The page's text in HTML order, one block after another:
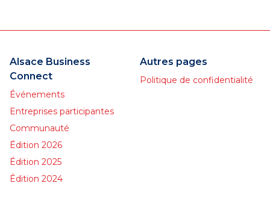
Alsace Business
Connect
Événements
Entreprises participantes
Communauté
Édition 2026
Édition 2025
Édition 2024
Autres pages
Politique de confidentialité